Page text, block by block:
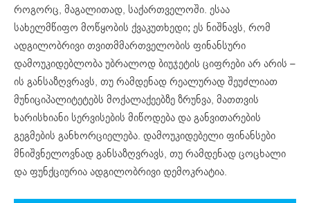
როგორც, მაგალითად, საქართველოში. ესაა
სახელმწიფო მოწყობის ქვაკუთხედი; ეს ნიშნავს, რომ
ადგილობრივი თვითმმართველობის ფინანსური
დამოუკიდებლობა უბრალოდ ბიუჯეტის ციფრები არ არის –
ის განსაზღვრავს, თუ რამდენად რეალურად შეუძლიათ
მუნიციპალიტეტებს მოქალაქეებზე ზრუნვა, მათთვის
ხარისხიანი სერვისების მიწოდება და განვითარების
გეგმების განხორციელება. დამოუკიდებელი ფინანსები
მნიშვნელოვნად განსაზღვრავს, თუ რამდენად ცოცხალი
და ფუნქციურია ადგილობრივი დემოკრატია.